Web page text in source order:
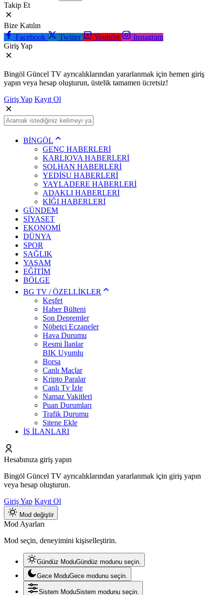
Takip Et
Bize Katılın
Facebook
Twitter Youtube
Instagram
Giriş Yap
Bingöl Güncel TV ayrıcalıklarından yararlanmak için hemen giriş
yapın veya hesap oluşturun, üstelik tamamen ücretsiz!
Giriş Yap Kayıt Ol
BİNGÖL
GENÇ HABERLERİ
KARLIOVA HABERLERİ
SOLHAN HABERLERİ
YEDİSU HABERLERİ
YAYLADERE HABERLERİ
ADAKLI HABERLERİ
KİĞI HABERLERİ
GÜNDEM
SİYASET
EKONOMİ
DÜNYA
SPOR
SAĞLIK
YAŞAM
EĞİTİM
BÖLGE
BG TV / ÖZELLİKLER
Keşfet
Haber Bülteni
Son Depremler
Nöbetçi Eczaneler
Hava Durumu
Resmi İlanlar
BIK Uyumlu
Borsa
Canlı Maçlar
Kripto Paralar
Canlı Tv İzle
Namaz Vakitleri
Puan Durumları
Trafik Durumu
Sitene Ekle
İŞ İLANLARI
Hesabınıza giriş yapın
Bingöl Güncel TV ayrıcalıklarından yararlanmak için giriş yapın
veya hesap oluşturun.
Giriş Yap Kayıt Ol
Mod değiştir
Mod Ayarları
Mod seçin, deneyimini kişiselleştirin.
Gündüz ModuGündüz modunu seçin.
Gece ModuGece modunu seçin.
Sistem ModuSistem modunu seçin.